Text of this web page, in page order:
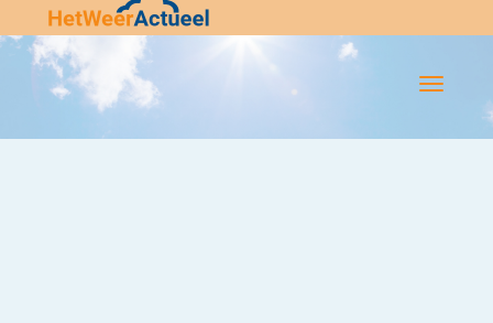
Flip-